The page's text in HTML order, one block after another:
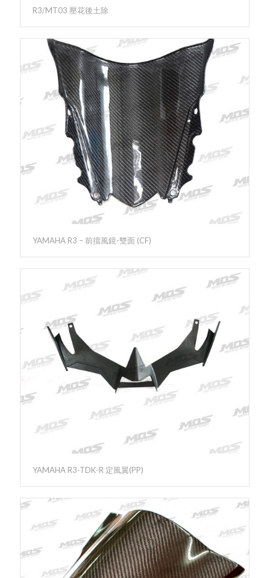
R3/MT03 壓花後土除
YAMAHA R3 – 前擋風鏡-雙面 (CF)
YAMAHA R3-TDK-R 定風翼(PP)